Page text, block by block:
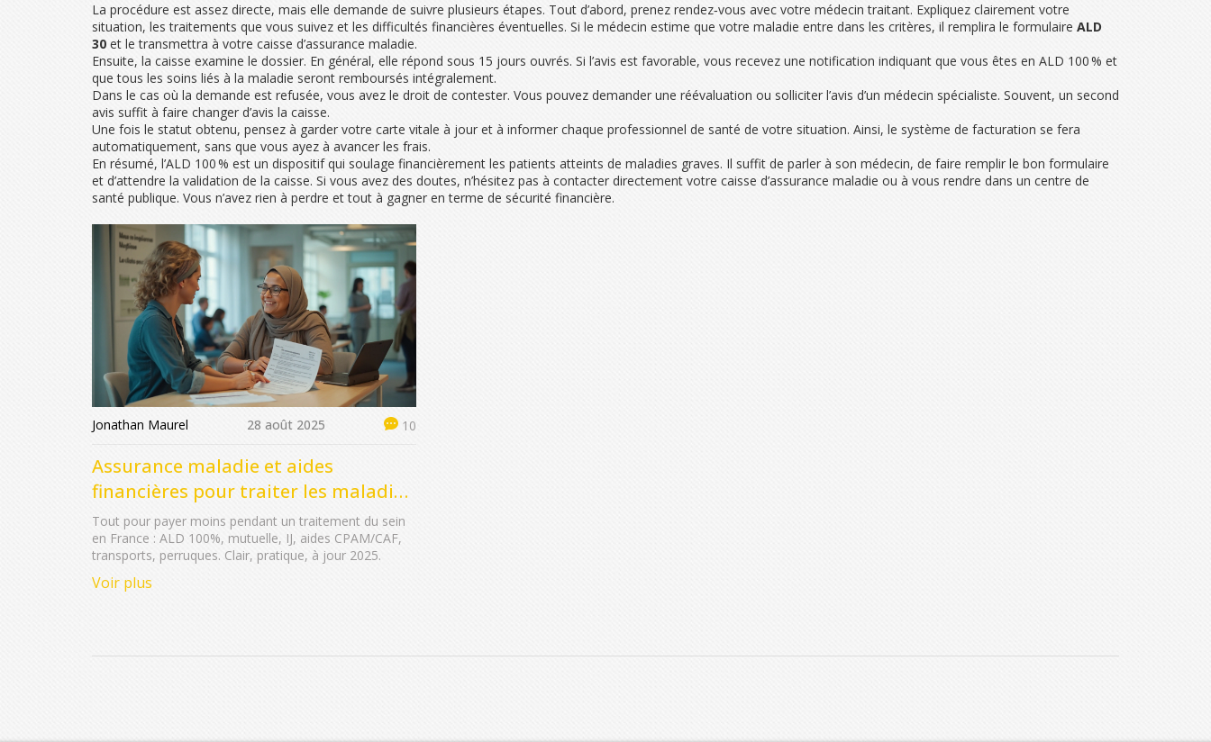
La procédure est assez directe, mais elle demande de suivre plusieurs étapes. Tout d’abord, prenez rendez‑vous avec votre médecin traitant. Expliquez clairement votre
situation, les traitements que vous suivez et les difficultés financières éventuelles. Si le médecin estime que votre maladie entre dans les critères, il remplira le formulaire ALD
30 et le transmettra à votre caisse d’assurance maladie.
Ensuite, la caisse examine le dossier. En général, elle répond sous 15 jours ouvrés. Si l’avis est favorable, vous recevez une notification indiquant que vous êtes en ALD 100 % et
que tous les soins liés à la maladie seront remboursés intégralement.
Dans le cas où la demande est refusée, vous avez le droit de contester. Vous pouvez demander une réévaluation ou solliciter l’avis d’un médecin spécialiste. Souvent, un second
avis suffit à faire changer d’avis la caisse.
Une fois le statut obtenu, pensez à garder votre carte vitale à jour et à informer chaque professionnel de santé de votre situation. Ainsi, le système de facturation se fera
automatiquement, sans que vous ayez à avancer les frais.
En résumé, l’ALD 100 % est un dispositif qui soulage financièrement les patients atteints de maladies graves. Il suffit de parler à son médecin, de faire remplir le bon formulaire
et d’attendre la validation de la caisse. Si vous avez des doutes, n’hésitez pas à contacter directement votre caisse d’assurance maladie ou à vous rendre dans un centre de
santé publique. Vous n’avez rien à perdre et tout à gagner en terme de sécurité financière.
Jonathan Maurel 28 août 2025 10
Assurance maladie et aides
financières pour traiter les maladies
du sein : guide 2025
Tout pour payer moins pendant un traitement du sein
en France : ALD 100%, mutuelle, IJ, aides CPAM/CAF,
transports, perruques. Clair, pratique, à jour 2025.
Voir plus